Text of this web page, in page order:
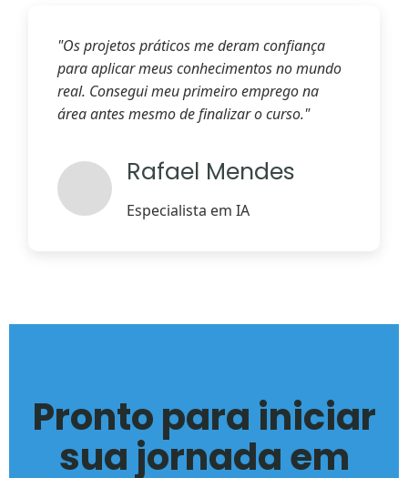
"Os projetos práticos me deram confiança
para aplicar meus conhecimentos no mundo
real. Consegui meu primeiro emprego na
área antes mesmo de finalizar o curso."
Rafael Mendes
Especialista em IA
Pronto para iniciar
sua jornada em